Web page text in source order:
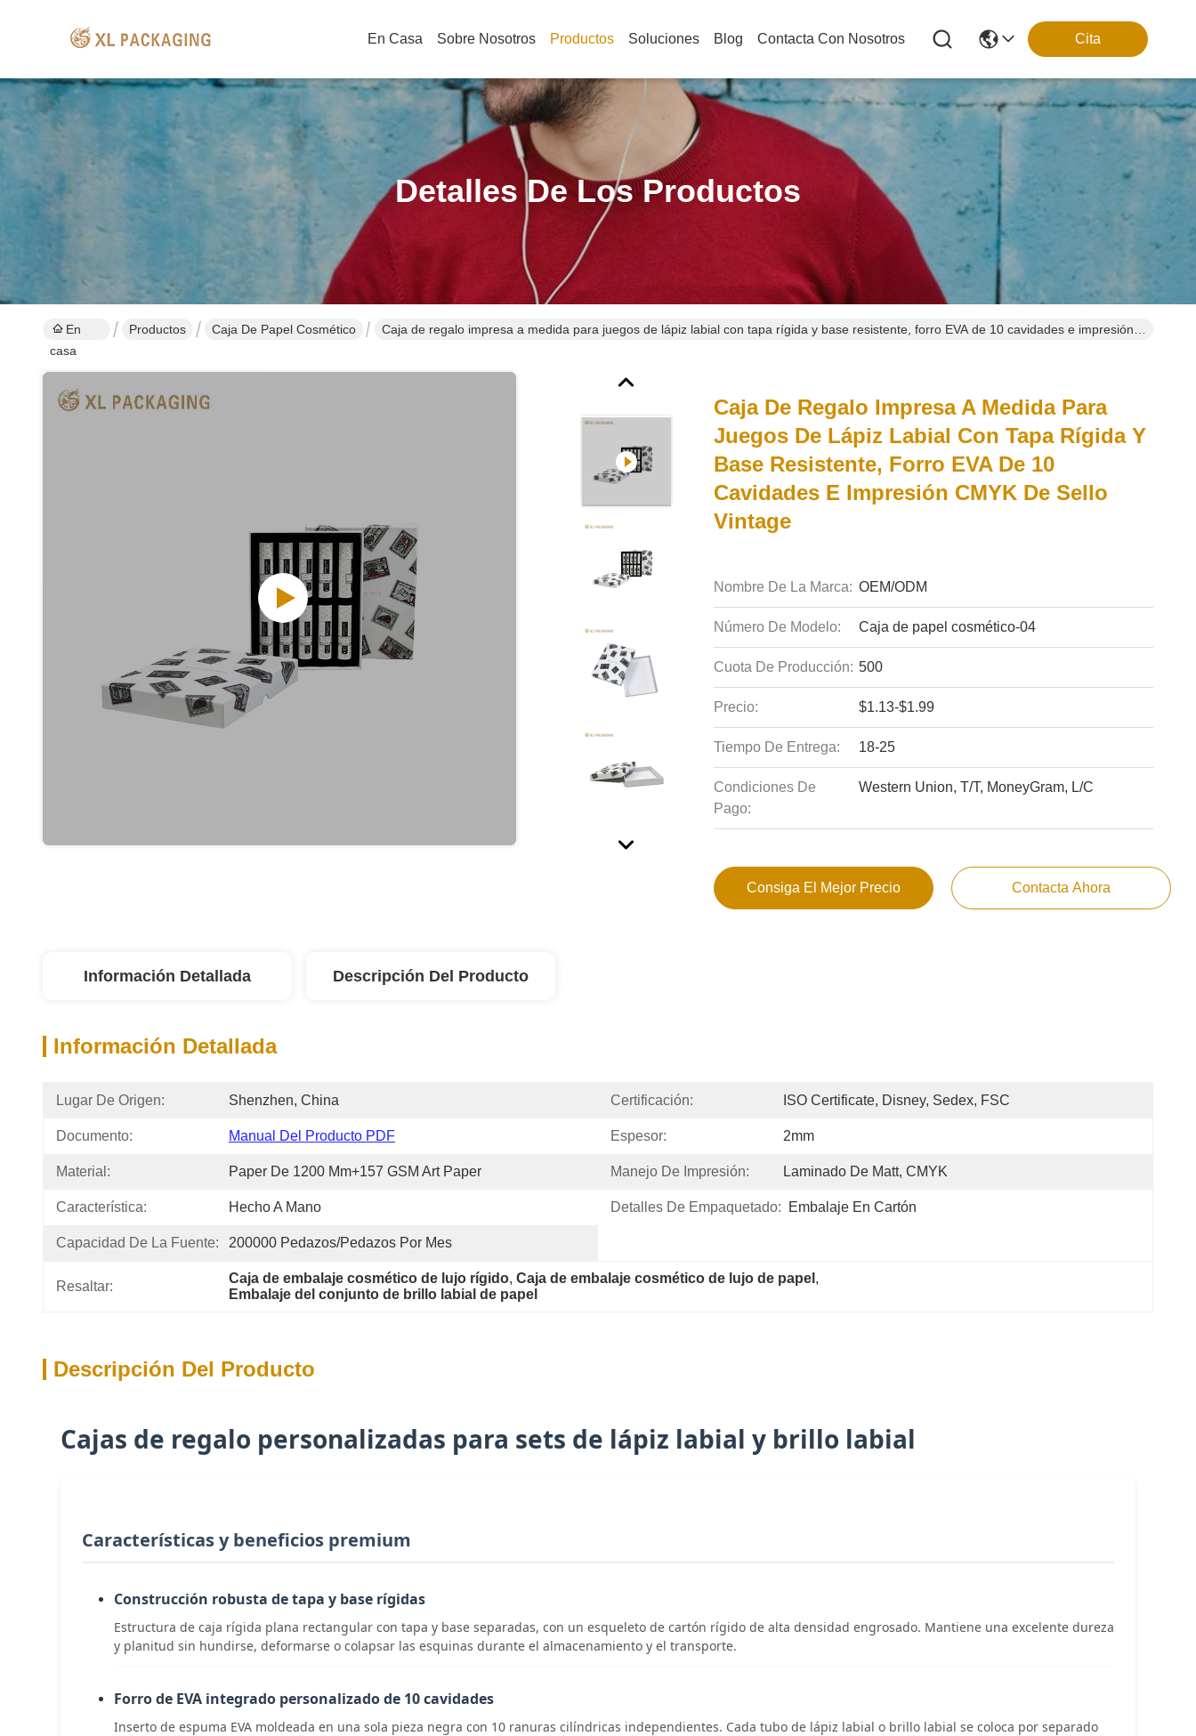
En Casa Sobre Nosotros Productos Soluciones Blog Contacta Con Nosotros Cita
Detalles De Los Productos
En
casa
Productos Caja De Papel Cosmético
Caja de regalo impresa a medida para juegos de lápiz labial con tapa rígida y base resistente, forro EVA de 10 cavidades e impresión
Caja De Regalo Impresa A Medida Para
Juegos De Lápiz Labial Con Tapa Rígida Y
Base Resistente, Forro EVA De 10
Cavidades E Impresión CMYK De Sello
Vintage
Nombre De La Marca: OEM/ODM
Número De Modelo: Caja de papel cosmético-04
Cuota De Producción: 500
Precio: $1.13-$1.99
Tiempo De Entrega: 18-25
Condiciones De
Pago:
Western Union, T/T, MoneyGram, L/C
Consiga El Mejor Precio Contacta Ahora
Información Detallada Descripción Del Producto
Información Detallada
Lugar De Origen: Shenzhen, China Certificación: ISO Certificate, Disney, Sedex, FSC
Documento: Manual Del Producto PDF Espesor: 2mm
Material: Paper De 1200 Mm+157 GSM Art Paper Manejo De Impresión: Laminado De Matt, CMYK
Característica: Hecho A Mano Detalles De Empaquetado: Embalaje En Cartón
Capacidad De La Fuente: 200000 Pedazos/pedazos Por Mes
Resaltar:
Caja de embalaje cosmético de lujo rígido, Caja de embalaje cosmético de lujo de papel ,
Embalaje del conjunto de brillo labial de papel
Descripción Del Producto
Cajas de regalo personalizadas para sets de lápiz labial y brillo labial
Características y beneficios premium
Construcción robusta de tapa y base rígidas
Estructura de caja rígida plana rectangular con tapa y base separadas, con un esqueleto de cartón rígido de alta densidad engrosado. Mantiene una excelente dureza
y planitud sin hundirse, deformarse o colapsar las esquinas durante el almacenamiento y el transporte.
Forro de EVA integrado personalizado de 10 cavidades
Inserto de espuma EVA moldeada en una sola pieza negra con 10 ranuras cilíndricas independientes. Cada tubo de lápiz labial o brillo labial se coloca por separado